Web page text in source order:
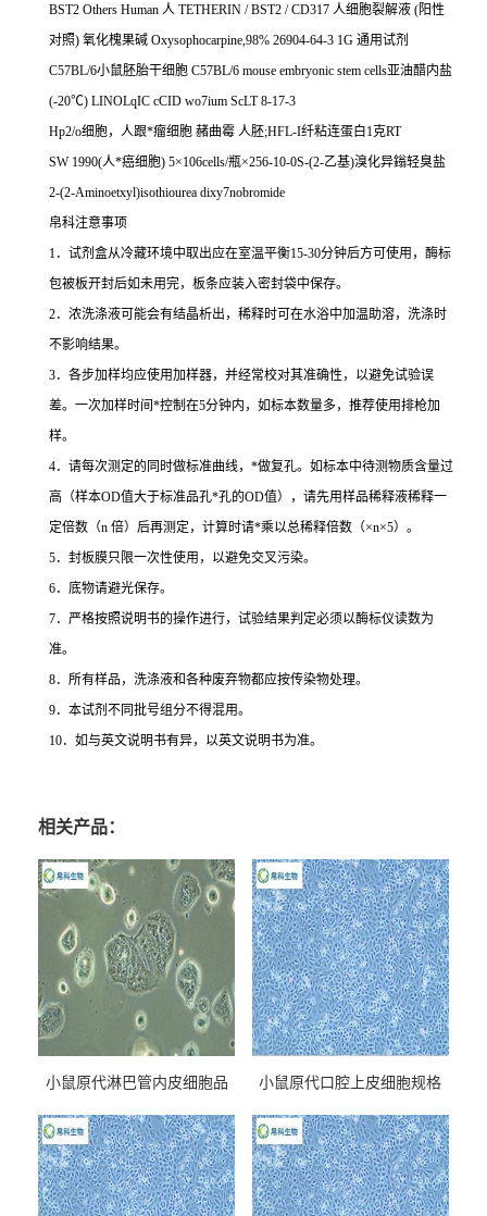
BST2 Others Human 人 TETHERIN / BST2 / CD317 人细胞裂解液 (阳性
对照) 氧化槐果碱 Oxysophocarpine,98% 26904-64-3 1G 通用试剂
C57BL/6小鼠胚胎干细胞 C57BL/6 mouse embryonic stem cells亚油醋内盐
(-20℃) LINOLqIC cCID wo7ium ScLT 8-17-3
Hp2/o细胞，人跟*瘤细胞 赭曲霉 人胚;HFL-I纤粘连蛋白 1克RT
SW 1990(人*癌细胞) 5×106cells/瓶×256-10-0S-(2-乙基)溴化异鎓轻臭盐
2-(2-Aminoetxyl)isothiourea dixy7nobromide
帛科注意事项
1．试剂盒从冷藏环境中取出应在室温平衡15-30分钟后方可使用，酶标
包被板开封后如未用完，板条应装入密封袋中保存。
2．浓洗涤液可能会有结晶析出，稀释时可在水浴中加温助溶，洗涤时
不影响结果。
3．各步加样均应使用加样器，并经常校对其准确性，以避免试验误
差。一次加样时间 *控制在5分钟内，如标本数量多，推荐使用排枪加
样。
4．请每次测定的同时做标准曲线， *做复孔。如标本中待测物质含量过
高（样本OD值大于标准品孔*孔的OD值），请先用样品稀释液稀释一
定倍数（n 倍）后再测定，计算时请*乘以总稀释倍数（×n×5）。
5．封板膜只限一次性使用，以避免交叉污染。
6．底物请避光保存。
7．严格按照说明书的操作进行，试验结果判定必须以酶标仪读数为
准。
8．所有样品，洗涤液和各种废弃物都应按传染物处理。
9．本试剂不同批号组分不得混用。
10．如与英文说明书有异，以英文说明书为准。
相关产品：
小鼠原代淋巴管内皮细胞品
小鼠原代口腔上皮细胞规格